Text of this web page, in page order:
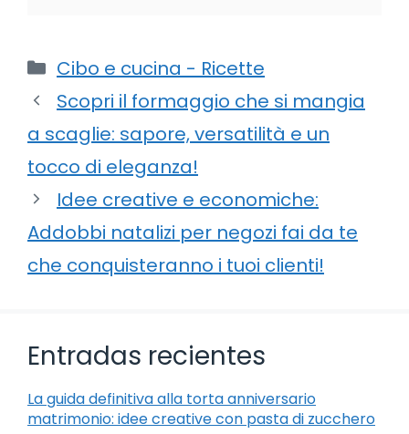
Categorie
Cibo e cucina - Ricette
Scopri il formaggio che si mangia
a scaglie: sapore, versatilità e un
tocco di eleganza!
Idee creative e economiche:
Addobbi natalizi per negozi fai da te
che conquisteranno i tuoi clienti!
Entradas recientes
La guida definitiva alla torta anniversario
matrimonio: idee creative con pasta di zucchero